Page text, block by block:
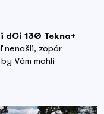
dCi 130 Tekna+
nenašli, zopár
Vám mohli